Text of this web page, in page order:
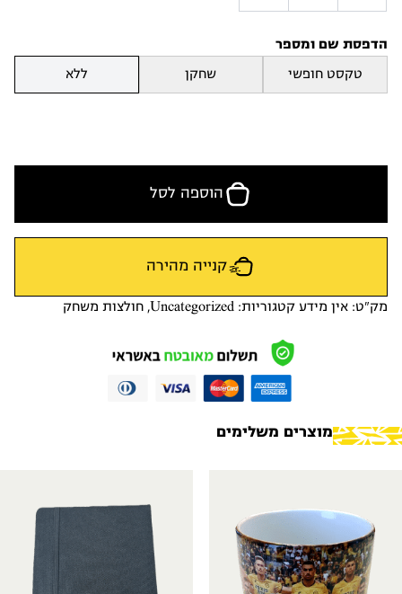
הדפסת שם ומספר
טקסט חופשי
שחקן ללא
הוספה לסל
קנייה מהירה
מק"ט: אין מידע קטגוריות: Uncategorized
, חולצות משחק
מוצרים משלימים